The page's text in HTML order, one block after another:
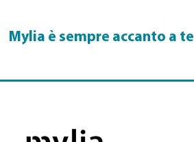
Mylia è sempre accanto a te